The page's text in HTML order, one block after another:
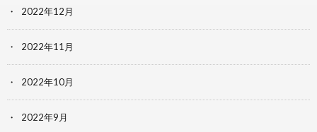
2022年12月
2022年11月
2022年10月
2022年9月